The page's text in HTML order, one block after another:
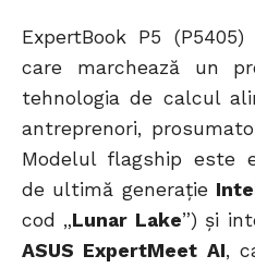
ExpertBook P5
care marchează un
tehnologia de calcul
antreprenori,
Modelul flagship este
de ultimă generație
cod „Lunar Lake”) și
ASUS ExpertMeet AI,